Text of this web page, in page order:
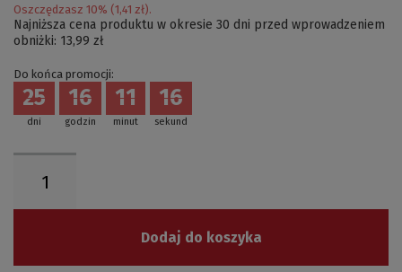
Oszczędzasz 10% (1,41 zł).
Najniższa cena produktu w okresie 30 dni przed wprowadzeniem
obniżki: 13,99 zł
Do końca promocji:
dni
25
godzin
16
minut
11
sekund
16
Dodaj do koszyka